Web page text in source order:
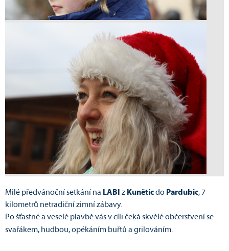
Milé předvánoční setkání na LABI z Kuněticdo Pardubic, 7
kilometrů netradiční zimní zábavy.
Po šťastné a veselé plavbě vás v cíli čeká skvělé občerstvení se
svařákem, hudbou, opékáním buřtů a grilováním.